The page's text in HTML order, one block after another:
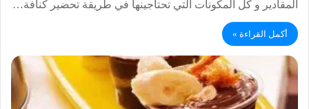
المقادير و كل المكونات التي تحتاجينها في طريقة تحضير كنافة…
أكمل القراءة »